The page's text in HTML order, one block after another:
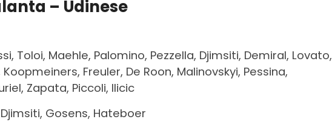
– Udinese
Toloi, Maehle, Palomino, Pezzella, Djimsiti, Demiral, Lovato,
Freuler, De Roon, Malinovskyi, Pessina,
Zapata, Piccoli, Ilicic
Gosens, Hateboer